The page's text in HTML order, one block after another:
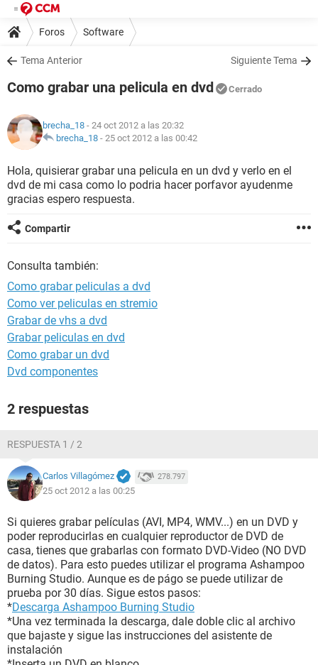
Foros Software
Tema Anterior Siguiente Tema
Como grabar una pelicula en dvd Cerrado
brecha_18 - 24 oct 2012 a las 20:32
brecha_18 - 25 oct 2012 a las 00:42
Hola, quisierar grabar una pelicula en un dvd y verlo en el
dvd de mi casa como lo podria hacer porfavor ayudenme
gracias espero respuesta.
Compartir
Consulta también:
Como grabar peliculas a dvd
Como ver peliculas en stremio
Grabar de vhs a dvd
Grabar peliculas en dvd
Como grabar un dvd
Dvd componentes
2 respuestas
RESPUESTA 1 / 2
Carlos Villagómez 278.797
25 oct 2012 a las 00:25
Si quieres grabar películas (AVI, MP4, WMV...) en un DVD y
poder reproducirlas en cualquier reproductor de DVD de
casa, tienes que grabarlas con formato DVD-Video (NO DVD
de datos). Para esto puedes utilizar el programa Ashampoo
Burning Studio. Aunque es de págo se puede utilizar de
prueba por 30 días. Sigue estos pasos:
*Descarga Ashampoo Burning Studio
*Una vez terminada la descarga, dale doble clic al archivo
que bajaste y sigue las instrucciones del asistente de
instalación